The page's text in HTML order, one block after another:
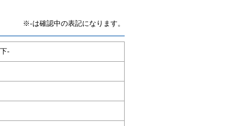
※-は確認中の表記になります。
-